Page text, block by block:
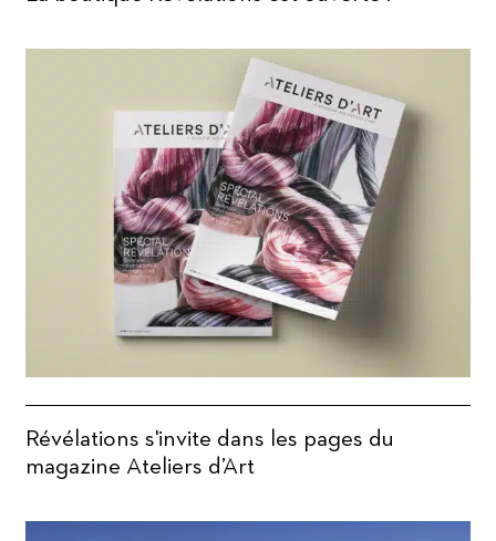
Révélations s'invite dans les pages du
magazine Ateliers d’Art